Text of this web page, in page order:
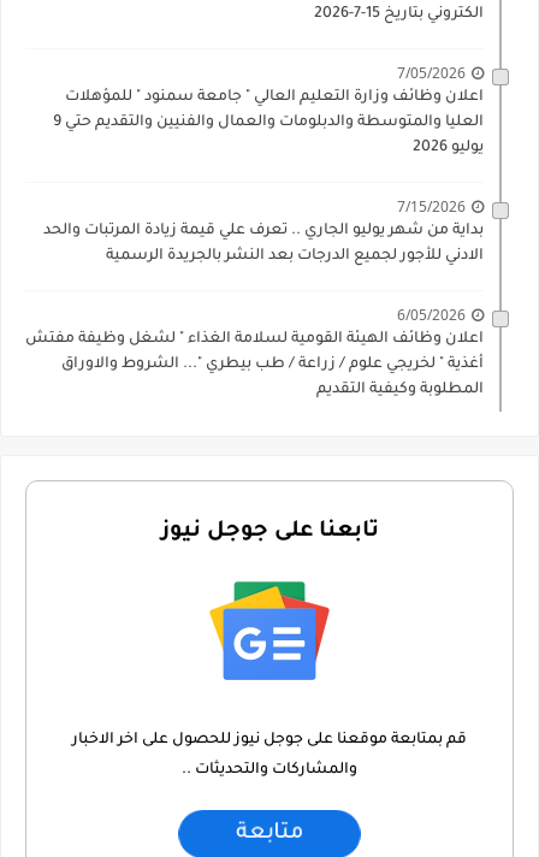
الكتروني بتاريخ 15-7-2026
7/05/2026
اعلان وظائف وزارة التعليم العالي " جامعة سمنود " للمؤهلات
العليا والمتوسطة والدبلومات والعمال والفنيين والتقديم حتي 9
يوليو 2026
7/15/2026
بداية من شهر يوليو الجاري .. تعرف علي قيمة زيادة المرتبات والحد
الادني للأجور لجميع الدرجات بعد النشر بالجريدة الرسمية
6/05/2026
اعلان وظائف الهيئة القومية لسلامة الغذاء " لشغل وظيفة مفتش
أغذية " لخريجي علوم / زراعة / طب بيطري "... الشروط والاوراق
المطلوبة وكيفية التقديم
تابعنا على جوجل نيوز
قم بمتابعة موقعنا على جوجل نيوز للحصول على اخر الاخبار
والمشاركات والتحديثات ..
متابعة